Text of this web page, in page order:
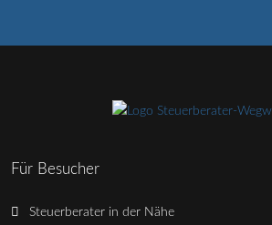
Für Besucher
Steuerberater in der Nähe